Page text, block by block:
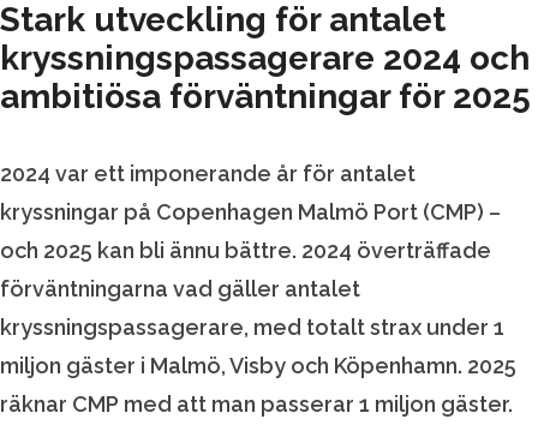
Stark utveckling för antalet
kryssningspassagerare 2024 och
ambitiösa förväntningar för 2025
2024 var ett imponerande år för antalet
kryssningar på Copenhagen Malmö Port (CMP) –
och 2025 kan bli ännu bättre. 2024 överträffade
förväntningarna vad gäller antalet
kryssningspassagerare, med totalt strax under 1
miljon gäster i Malmö, Visby och Köpenhamn. 2025
räknar CMP med att man passerar 1 miljon gäster.